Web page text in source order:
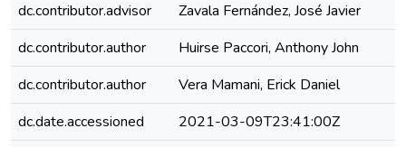
dc.contributor.advisor
Zavala Fernández, José Javier
dc.contributor.author
Huirse Paccori, Anthony John
dc.contributor.author
Vera Mamani, Erick Daniel
dc.date.accessioned
2021-03-09T23:41:00Z